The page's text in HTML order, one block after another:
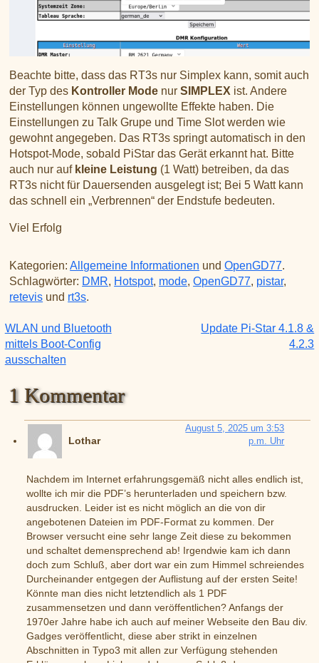
Beachte bitte, dass das RT3s nur Simplex kann, somit auch
der Typ des Kontroller Mode nurSIMPLEX ist. Andere
Einstellungen können ungewollte Effekte haben. Die
Einstellungen zu Talk Grupe und Time Slot werden wie
gewohnt angegeben. Das RT3s springt automatisch in den
Hotspot-Mode, sobald PiStar das Gerät erkannt hat. Bitte
auch nur auf kleine Leistung (1 Watt) betreiben, da das
RT3s nicht für Dauersenden ausgelegt ist; Bei 5 Watt kann
das schnell ein „Verbrennen“ der Endstufe bedeuten.
Viel Erfolg
Kategorien: Allgemeine Informationen undOpenGD77.
Schlagwörter: DMR, Hotspot, mode,OpenGD77, pistar,
retevis und rt3s.
Beitragsnavigation
WLAN und Bluetooth
mittels Boot-Config
ausschalten
Update Pi-Star 4.1.8 &
4.2.3
1 Kommentar
Lothar
August 5, 2025 um 3:53
p.m. Uhr
Nachdem im Internet erfahrungsgemäß nicht alles endlich ist,
wollte ich mir die PDF’s herunterladen und speichern bzw.
ausdrucken. Leider ist es nicht möglich an die von dir
angebotenen Dateien im PDF-Format zu kommen. Der
Browser versucht eine sehr lange Zeit diese zu bekommen
und schaltet demensprechend ab! Irgendwie kam ich dann
doch zum Schluß, aber dort war ein zum Himmel schreiendes
Durcheinander entgegen der Auflistung auf der ersten Seite!
Könnte man dies nicht letztendlich als 1 PDF
zusammensetzen und dann veröffentlichen? Anfangs der
1970er Jahre habe ich auch auf meiner Webseite den Bau div.
Gadges veröffentlicht, diese aber strikt in einzelnen
Abschnitten in Typo3 mit allen zur Verfügung stehenden